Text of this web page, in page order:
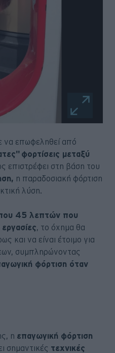
να επωφεληθεί από
φορτίσεις μεταξύ
επιστρέφει στη βάση του
η παραδοσιακή φόρτιση
λύση.
45 λεπτών που
, το όχημα θα
και να είναι έτοιμο για
συμπληρώνοντας
φόρτιση όταν
η επαγωγική φόρτιση
σημαντικές τεχνικές